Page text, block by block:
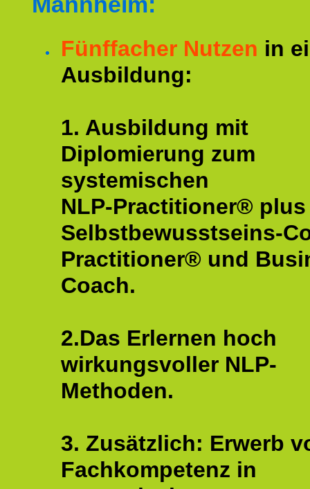
Fünffacher Nutzen in
Ausbildung:
1. Ausbildung mit
Diplomierung zum
systemischen
NLP-Practitioner® plus
Selbstbewusstseins-
Practitioner® und
Coach.
2.Das Erlernen hoch
wirkungsvoller NLP-
Methoden.
3. Zusätzlich: Erwerb
Fachkompetenz in